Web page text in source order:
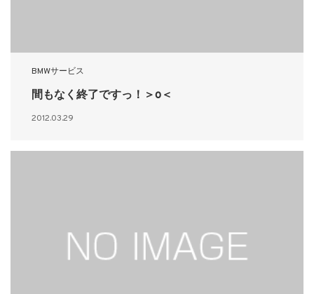
BMWサービス
間もなく終了ですっ！＞o＜
2012.03.29